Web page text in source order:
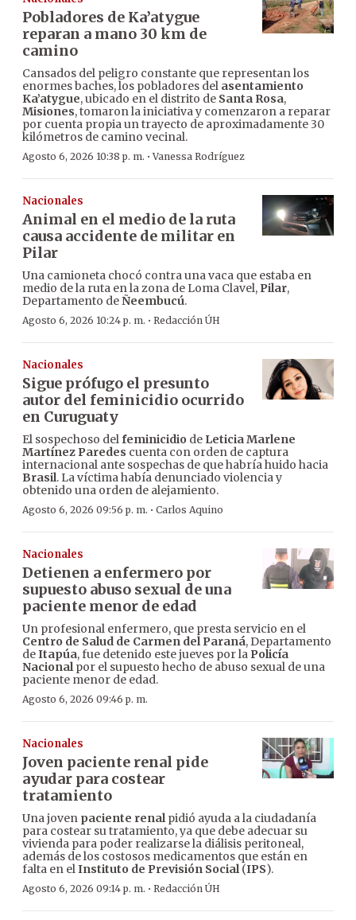
Pobladores de Ka’atygue
reparan a mano 30 km de
camino
Cansados del peligro constante que representan los
enormes baches, los pobladores del asentamiento
Ka’atygue, ubicado en el distrito de Santa Rosa,
Misiones, tomaron la iniciativa y comenzaron a reparar
por cuenta propia un trayecto de aproximadamente 30
kilómetros de camino vecinal.
Agosto 6, 2026 10:38 p. m. ·Vanessa Rodríguez
Nacionales
Animal en el medio de la ruta
causa accidente de militar en
Pilar
Una camioneta chocó contra una vaca que estaba en
medio de la ruta en la zona de Loma Clavel, Pilar,
Departamento deÑeembucú.
Agosto 6, 2026 10:24 p. m. · Redacción ÚH
Nacionales
Sigue prófugo el presunto
autor del feminicidio ocurrido
en Curuguaty
El sospechoso delfeminicidio de Leticia Marlene
Martínez Paredes cuenta con orden de captura
internacional ante sospechas de que habría huido hacia
Brasil. La víctima había denunciado violencia y
obtenido una orden de alejamiento.
Agosto 6, 2026 09:56 p. m. · Carlos Aquino
Nacionales
Detienen a enfermero por
supuesto abuso sexual de una
paciente menor de edad
Un profesional enfermero, que presta servicio en el
Centro de Salud de Carmen del Paraná, Departamento
deItapúa, fue detenido este jueves por la Policía
Nacionalpor el supuesto hecho de abuso sexual de una
paciente menor de edad.
Agosto 6, 2026 09:46 p. m.
Nacionales
Joven paciente renal pide
ayudar para costear
tratamiento
Una joven paciente renalpidió ayuda a la ciudadanía
para costear su tratamiento, ya que debe adecuar su
vivienda para poder realizarse la diálisis peritoneal,
además de los costosos medicamentos que están en
falta en elInstituto de Previsión Social(IPS).
Agosto 6, 2026 09:14 p. m. · Redacción ÚH